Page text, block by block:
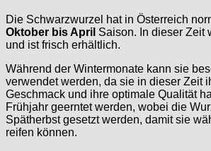
Die Schwarzwurzel hat in Österreich
Oktober bis April Saison. In dieser Zeit
und ist frisch erhältlich.
Während der Wintermonate kann sie
verwendet werden, da sie in dieser Zeit
Geschmack und ihre optimale Qualität
Frühjahr geerntet werden, wobei die
Spätherbst gesetzt werden, damit sie
reifen können.